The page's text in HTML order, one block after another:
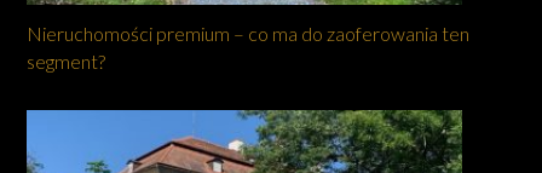
Nieruchomości premium – co ma do zaoferowania ten
segment?